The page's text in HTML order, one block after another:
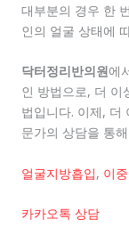
대부분의 경우 한
인의 얼굴 상태에
닥터정리반의원에
인 방법으로, 더 이
법입니다. 이제, 더
문가의 상담을 통
얼굴지방흡입, 이
카카오톡 상담